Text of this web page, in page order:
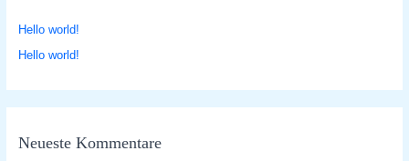
n
a
Hello world!
Hello world!
Neueste Kommentare